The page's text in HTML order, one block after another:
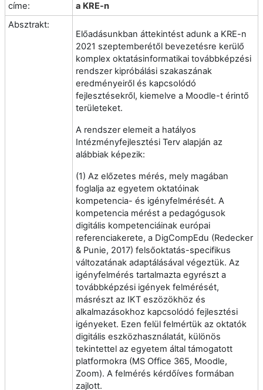
címe:
a KRE-n
Absztrakt:
Előadásunkban áttekintést adunk a KRE-n
2021 szeptemberétől bevezetésre kerülő
komplex oktatásinformatikai továbbképzési
rendszer kipróbálási szakaszának
eredményeiről és kapcsolódó
fejlesztésekről, kiemelve a Moodle-t érintő
területeket.
A rendszer elemeit a hatályos
Intézményfejlesztési Terv alapján az
alábbiak képezik:
(1) Az előzetes mérés, mely magában
foglalja az egyetem oktatóinak
kompetencia- és igényfelmérését. A
kompetencia mérést a pedagógusok
digitális kompetenciáinak európai
referenciakerete, a DigCompEdu (Redecker
& Punie, 2017) felsőoktatás-specifikus
változatának adaptálásával végeztük. Az
igényfelmérés tartalmazta egyrészt a
továbbképzési igények felmérését,
másrészt az IKT eszözökhöz és
alkalmazásokhoz kapcsolódó fejlesztési
igényeket. Ezen felül felmértük az oktatók
digitális eszközhasználatát, különös
tekintettel az egyetem által támogatott
platformokra (MS Office 365, Moodle,
Zoom). A felmérés kérdőíves formában
zajlott.